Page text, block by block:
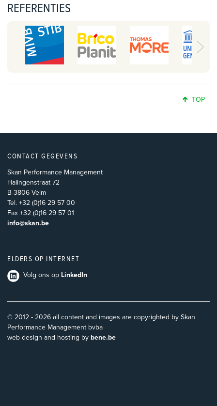
REFERENTIES
TOP
CONTACT GEGEVENS
Skan Performance Management
Halingenstraat 72
B-3806 Velm
Tel. +32 (0)16 29 57 00
Fax +32 (0)16 29 57 01
info@skan.be
ELDERS OP INTERNET
Volg ons op LinkedIn
© 2012 - 2026 all content and images are copyrighted by Skan
Performance Management bvba
web design and hosting by bene.be